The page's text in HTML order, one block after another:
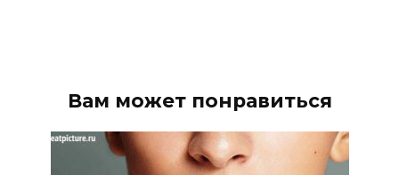
Вам может понравиться